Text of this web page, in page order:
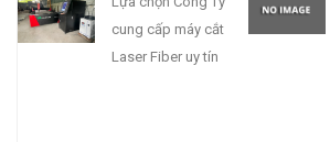
cung cấp máy cắt
Laser Fiber uy tín